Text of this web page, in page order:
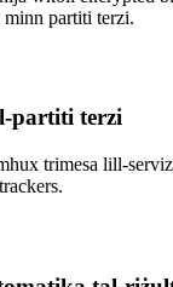
partiti terzi.
partiti terzi
trimesa lill-